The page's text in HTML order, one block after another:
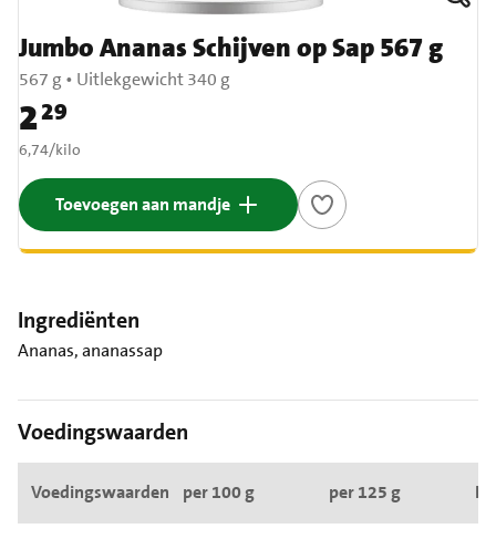
Jumbo Ananas Schijven op Sap 567 g
567 g • Uitlekgewicht 340 g
Prijs: € 2,29
229
€ 6,74 per kilo
6,74/kilo
Toevoegen aan mandje
Ingrediënten
Ananas, ananassap
Voedingswaarden
Voedingswaarden per 100 g per 125 g RI*